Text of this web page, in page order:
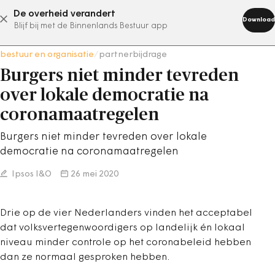
De overheid verandert
Blijf bij met de Binnenlands Bestuur app
Download
bestuur en organisatie partnerbijdrage
Burgers niet minder tevreden
over lokale democratie na
coronamaatregelen
Burgers niet minder tevreden over lokale
democratie na coronamaatregelen
Ipsos I&O 26 mei 2020
Drie op de vier Nederlanders vinden het acceptabel
dat volksvertegenwoordigers op landelijk én lokaal
niveau minder controle op het coronabeleid hebben
dan ze normaal gesproken hebben.